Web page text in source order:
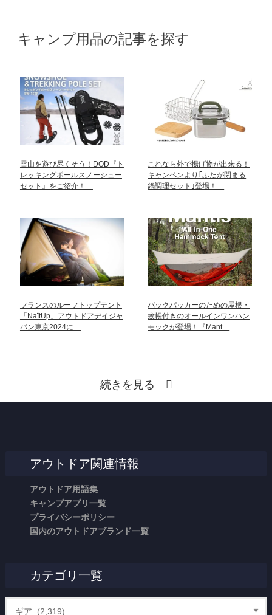
キャンプ用品の記事を探す
雪山を遊び尽くそう！DOD『ト
レッキングポールスノーシュー
セット』をご紹介！…
これなら外で揚げ物が出来る！
キャンペンより｢ふたが閉まる
鍋調理セット｣登場！…
フランスのルーフトップテント
「NaïtUp」アウトドアデイジャ
パン東京2024に…
バックパッカーのための屋根・
蚊帳付きのオールインワンハン
モックが登場！『Mant…
続きを見る
アウトドア関連情報
アウトドア用語集
キャンプアプリ一覧
プライバシーポリシー
国内のアウトドアブランド一覧
カテゴリ一覧